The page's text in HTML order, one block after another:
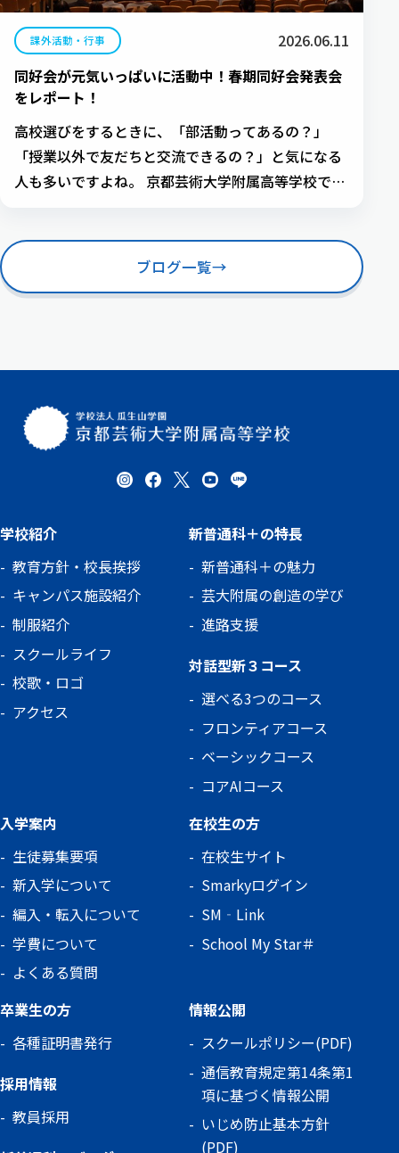
課外活動・行事
2026.06.11
同好会が元気いっぱいに活動中！春期同好会発表会
をレポート！
高校選びをするときに、「部活動ってあるの？」
「授業以外で友だちと交流できるの？」と気になる
人も多いですよね。 京都芸術大学附属高等学校で
たちで「同好会」をつくって活動しています。 今あ
ブログ一覧→
学校紹介
教育方針・校長挨拶
キャンパス施設紹介
制服紹介
スクールライフ
校歌・ロゴ
アクセス
新普通科＋の特長
新普通科＋の魅力
芸大附属の創造の学び
進路支援
対話型新３コース
選べる3つのコース
フロンティアコース
ベーシックコース
コアAIコース
入学案内
生徒募集要項
新入学について
編入・転入について
学費について
よくある質問
在校生の方
在校生サイト
Smarkyログイン
SM‐Link
School My Star＃
卒業生の方
各種証明書発行
採用情報
教員採用
情報公開
スクールポリシー(PDF)
通信教育規定第14条第1
項に基づく情報公開
いじめ防止基本方針
(PDF)